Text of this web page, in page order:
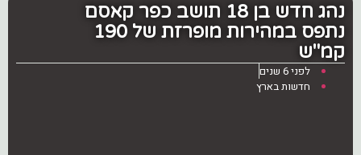
נהג חדש בן 18 תושב כפר קאסם
נתפס במהירות מופרזת של 190
קמ"ש
לפני 6 שנים
חדשות בארץ